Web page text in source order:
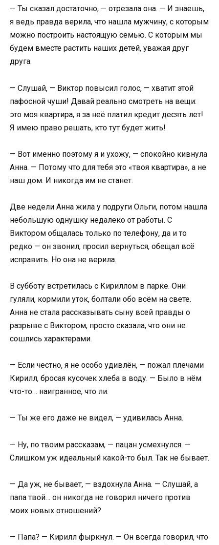
— Ты сказал достаточно, — отрезала она. — И знаешь,
я ведь правда верила, что нашла мужчину, с которым
можно построить настоящую семью. С которым мы
будем вместе растить наших детей, уважая друг
друга.
— Слушай, — Виктор повысил голос, — хватит этой
пафосной чуши! Давай реально смотреть на вещи:
это моя квартира, я за неё платил кредит десять лет!
Я имею право решать, кто тут будет жить!
— Вот именно поэтому я и ухожу, — спокойно кивнула
Анна. — Потому что для тебя это «твоя квартира», а не
наш дом. И никогда им не станет.
Две недели Анна жила у подруги Ольги, потом нашла
небольшую однушку недалеко от работы. С
Виктором общалась только по телефону, да и то
редко — он звонил, просил вернуться, обещал всё
исправить. Но она не верила.
В субботу встретилась с Кириллом в парке. Они
гуляли, кормили уток, болтали обо всём на свете.
Анна не стала рассказывать сыну всей правды о
разрыве с Виктором, просто сказала, что они не
сошлись характерами.
— Если честно, я не особо удивлён, — пожал плечами
Кирилл, бросая кусочек хлеба в воду. — Было в нём
что-то… наигранное, что ли.
— Ты же его даже не видел, — удивилась Анна.
— Ну, по твоим рассказам, — пацан усмехнулся. —
Слишком уж идеальный какой-то был. Так не бывает.
— Да уж, не бывает, — вздохнула Анна. — Слушай, а
папа твой… он никогда не говорил ничего против
моих новых отношений?
— Папа? — Кирилл фыркнул. — Он всегда говорил, что